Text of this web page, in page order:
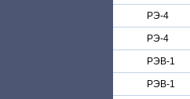
РЭ-4
РЭ-4
РЭВ-1
РЭВ-1